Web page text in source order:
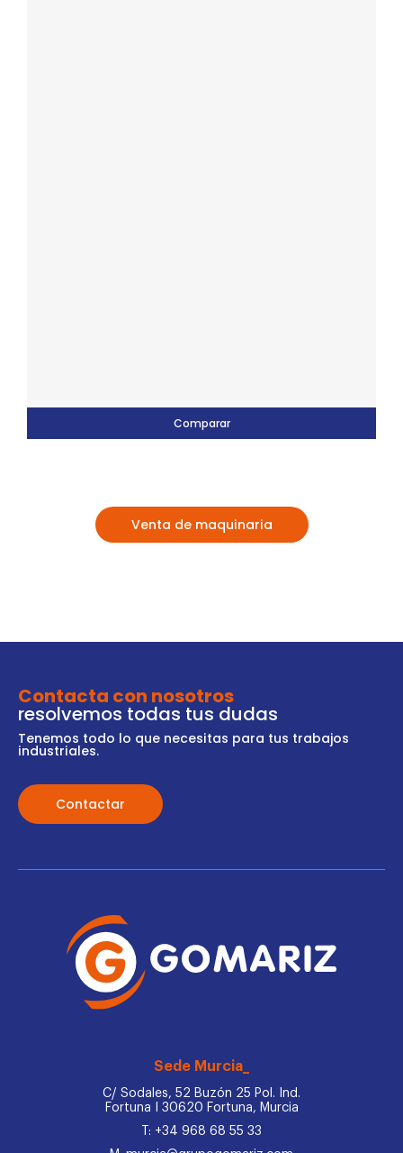
Comparar
Venta de maquinaria
Contacta con nosotros
resolvemos todas tus dudas
Tenemos todo lo que necesitas para tus trabajos
industriales.
Contactar
Sede Murcia_
C/ Sodales, 52 Buzón 25 Pol. Ind.
Fortuna I 30620 Fortuna, Murcia
T: +34 968 68 55 33